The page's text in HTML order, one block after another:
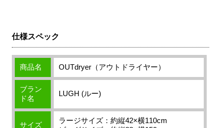
仕様スペック
商品名 OUTdryer（アウトドライヤー）
ブラン
ド名
LUGH (ルー)
サイズ
ラージサイズ：約縦42×横110cm